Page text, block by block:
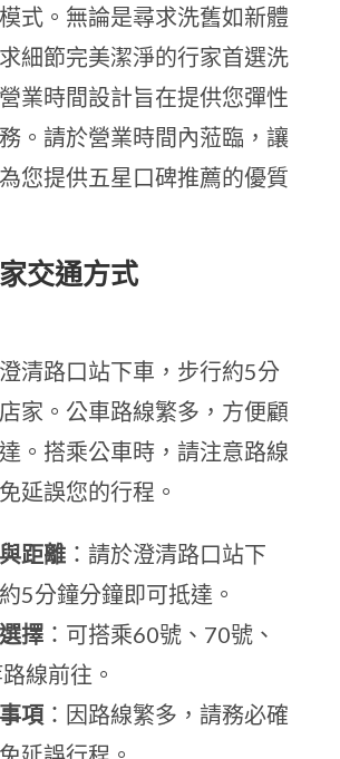
式。無論是尋求洗舊如新體
細節完美潔淨的行家首選洗
業時間設計旨在提供您彈性
。請於營業時間內蒞臨，讓
您提供五星口碑推薦的優質
交通方式
清路口站下車，步行約5分
家。公車路線繁多，方便顧
。搭乘公車時，請注意路線
延誤您的行程。
距離 ：請於澄清路口站下
5分鐘分鐘即可抵達。
擇 ：可搭乘60號、70號、
線前往。
項 ：因路線繁多，請務必確